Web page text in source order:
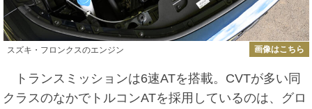
スズキ・フロンクスのエンジン 画像はこちら
トランスミッションは6速ATを搭載。CVTが多い同
クラスのなかでトルコンATを採用しているのは、グロ